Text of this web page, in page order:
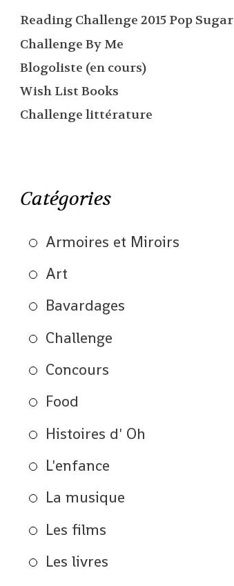
Reading Challenge 2015 Pop Sugar
Challenge By Me
Blogoliste (en cours)
Wish List Books
Challenge littérature
Catégories
Armoires et Miroirs
Art
Bavardages
Challenge
Concours
Food
Histoires d' Oh
L'enfance
La musique
Les films
Les livres